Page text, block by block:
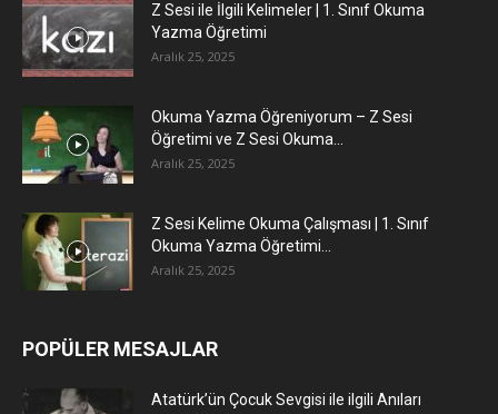
Z Sesi ile İlgili Kelimeler | 1. Sınıf Okuma
Yazma Öğretimi
Aralık 25, 2025
Okuma Yazma Öğreniyorum – Z Sesi
Öğretimi ve Z Sesi Okuma...
Aralık 25, 2025
Z Sesi Kelime Okuma Çalışması | 1. Sınıf
Okuma Yazma Öğretimi...
Aralık 25, 2025
POPÜLER MESAJLAR
Atatürk’ün Çocuk Sevgisi ile ilgili Anıları